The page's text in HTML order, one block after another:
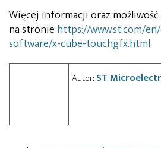
Więcej informacji oraz
na stronie https://www.st.com/
software/x-cube-touchgfx.html
Autor: ST